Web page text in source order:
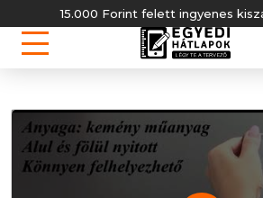
15.000 Forint felett ingyenes kiszállítás!